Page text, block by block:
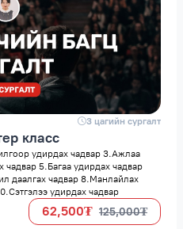
3 цагийн сургалт
класс
удирдах чадвар 3.Ажлаа
чадвар 5.Багаа удирдах чадвар
даалгах чадвар 8.Манлайлах
удирдах чадвар
62,500₮ 125,000₮